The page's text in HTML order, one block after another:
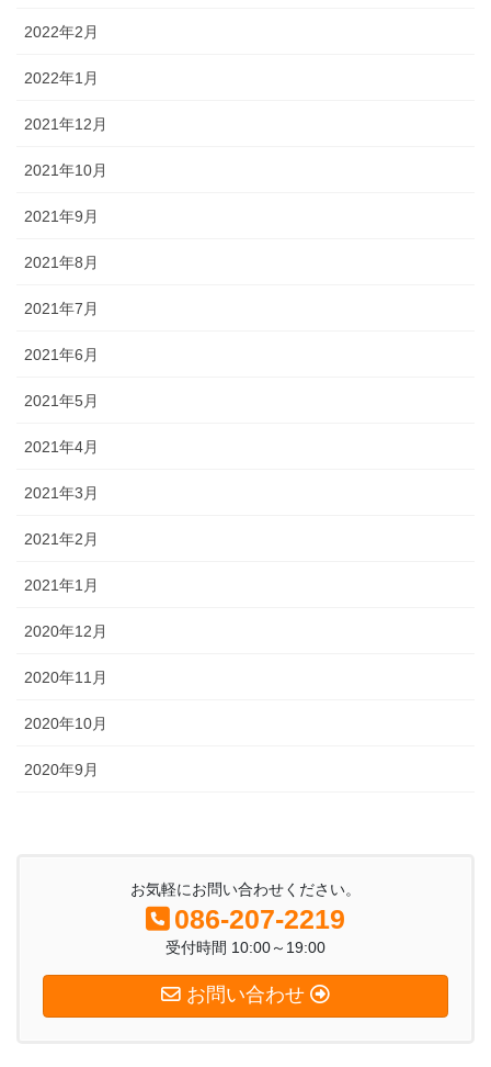
2022年2月
2022年1月
2021年12月
2021年10月
2021年9月
2021年8月
2021年7月
2021年6月
2021年5月
2021年4月
2021年3月
2021年2月
2021年1月
2020年12月
2020年11月
2020年10月
2020年9月
お気軽にお問い合わせください。
086-207-2219
受付時間 10:00～19:00
お問い合わせ